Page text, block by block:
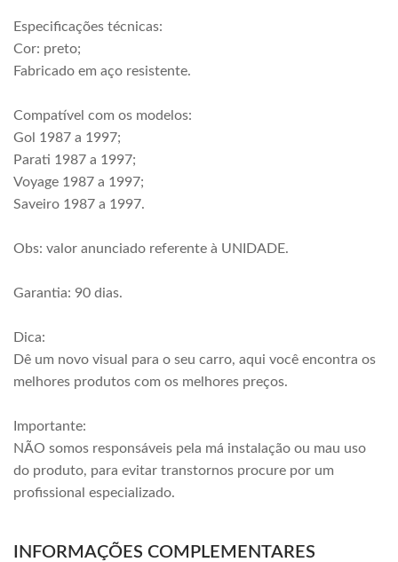
Especificações técnicas:
Cor: preto;
Fabricado em aço resistente.
Compatível com os modelos:
Gol 1987 a 1997;
Parati 1987 a 1997;
Voyage 1987 a 1997;
Saveiro 1987 a 1997.
Obs: valor anunciado referente à UNIDADE.
Garantia: 90 dias.
Dica:
Dê um novo visual para o seu carro, aqui você encontra os
melhores produtos com os melhores preços.
Importante:
NÃO somos responsáveis pela má instalação ou mau uso
do produto, para evitar transtornos procure por um
profissional especializado.
INFORMAÇÕES COMPLEMENTARES